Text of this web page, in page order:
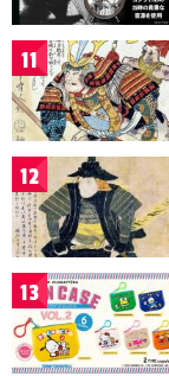
11
12
13